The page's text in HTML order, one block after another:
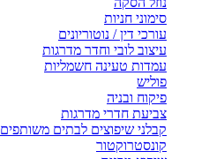
סימוני חניות
עורכי דין / נוטוריונים
עיצוב לובי וחדר מדרגות
עמדות טעינה חשמליות
פוליש
פיקוח ובניה
צביעת חדרי מדרגות
קבלני שיפוצים לבתים משותפים
קונסטרוקטור